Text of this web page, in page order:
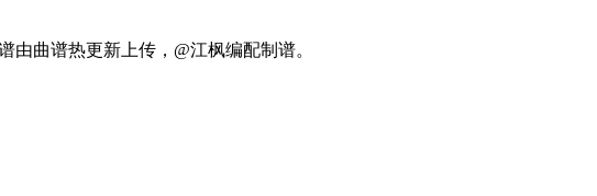
曲谱热更新上传，@江枫编配制谱。